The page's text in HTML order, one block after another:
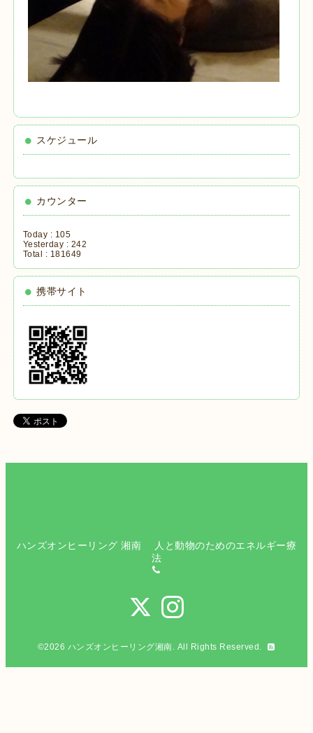
スケジュール
カウンター
Today : 105
Yesterday : 242
Total : 181649
携帯サイト
ハンズオンヒーリング 湘南 人と動物のためのエネルギー療
法
©2026 ハンズオンヒーリング湘南. All Rights Reserved.